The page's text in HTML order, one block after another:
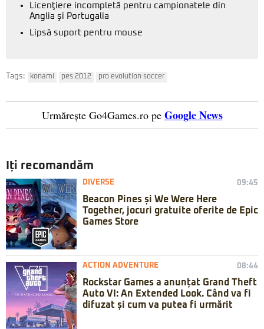
Licenţiere incompletă pentru campionatele din
Anglia şi Portugalia
Lipsă suport pentru mouse
Tags: konami pes 2012 pro evolution soccer
Urmărește Go4Games.ro pe Google News
Iți recomandăm
DIVERSE 09:45
Beacon Pines și We Were Here
Together, jocuri gratuite oferite de Epic
Games Store
ACTION ADVENTURE 08:44
Rockstar Games a anunțat Grand Theft
Auto VI: An Extended Look. Când va fi
difuzat și cum va putea fi urmărit